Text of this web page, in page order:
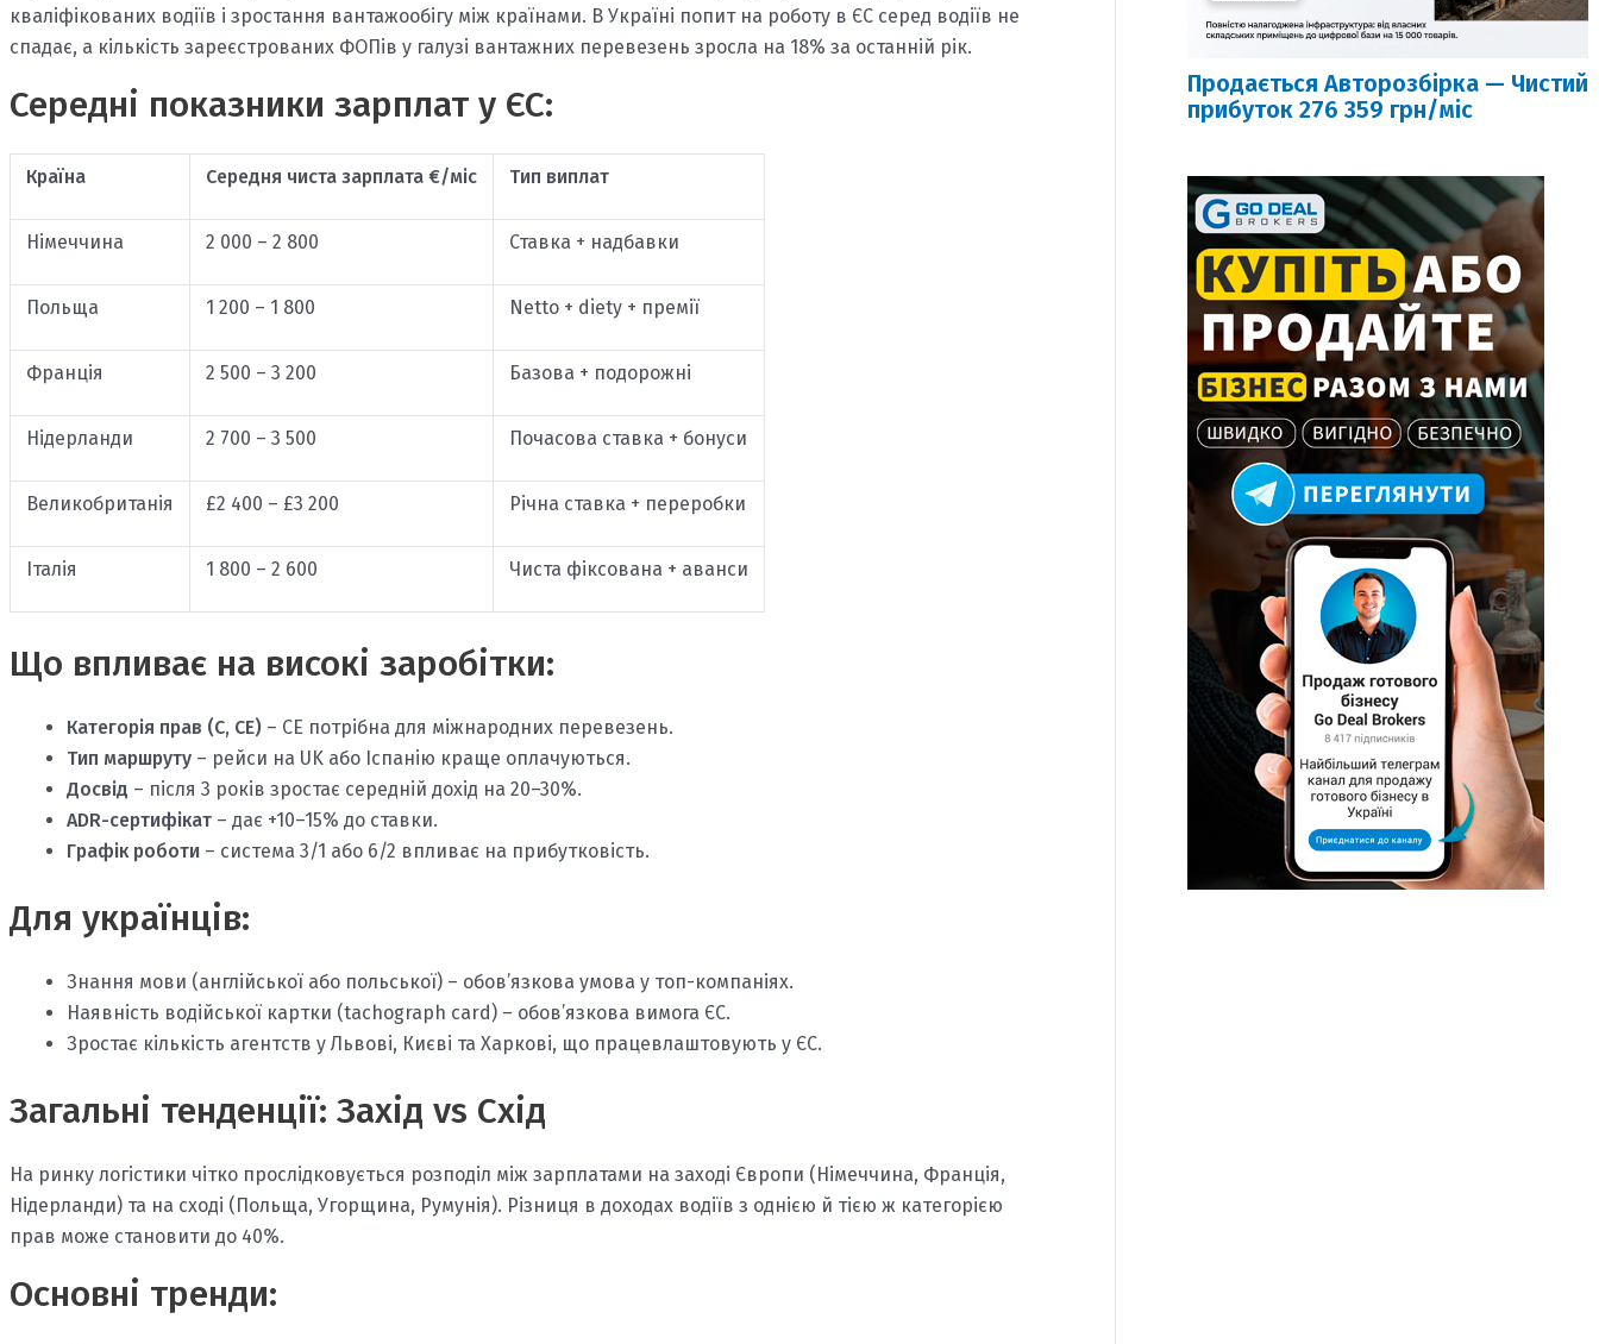
кваліфікованих водіїв і зростання вантажообігу між країнами. В Україні попит на роботу в ЄС серед водіїв не
спадає, а кількість зареєстрованих ФОПів у галузі вантажних перевезень зросла на 18% за останній рік.
Середні показники зарплат у ЄС:
Країна Середня чиста зарплата €/міс Тип виплат
Німеччина 2 000 – 2 800 Ставка + надбавки
Польща 1 200 – 1 800 Netto + diety + премії
Франція 2 500 – 3 200 Базова + подорожні
Нідерланди 2 700 – 3 500 Почасова ставка + бонуси
Великобританія £2 400 – £3 200 Річна ставка + переробки
Італія 1 800 – 2 600 Чиста фіксована + аванси
Що впливає на високі заробітки:
Категорія прав (C, CE) – CE потрібна для міжнародних перевезень.
Тип маршруту – рейси на UK або Іспанію краще оплачуються.
Досвід – після 3 років зростає середній дохід на 20–30%.
ADR-сертифікат – дає +10–15% до ставки.
Графік роботи – система 3/1 або 6/2 впливає на прибутковість.
Для українців:
Знання мови (англійської або польської) – обов’язкова умова у топ-компаніях.
Наявність водійської картки (tachograph card) – обов’язкова вимога ЄС.
Зростає кількість агентств у Львові, Києві та Харкові, що працевлаштовують у ЄС.
Загальні тенденції: Захід vs Схід
На ринку логістики чітко прослідковується розподіл між зарплатами на заході Європи (Німеччина, Франція,
Нідерланди) та на сході (Польща, Угорщина, Румунія). Різниця в доходах водіїв з однією й тією ж категорією
прав може становити до 40%.
Основні тренди:
Продається Авторозбірка — Чистий
прибуток 276 359 грн/міс